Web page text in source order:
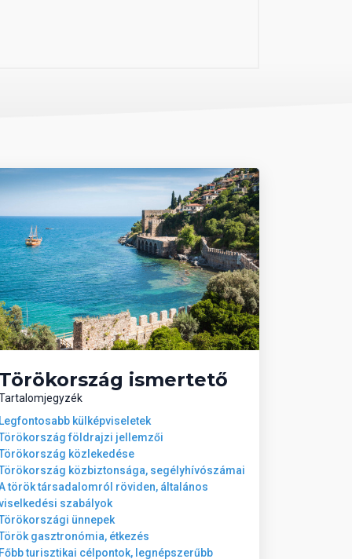
Törökország ismertető
Legfontosabb külképviseletek
földrajzi jellemzői
közlekedése
közbiztonsága, segélyhívószámai
török társadalomról röviden, általános
szabályok
ünnepek
gasztronómia, étkezés
Főbb turisztikai célpontok, legnépszerűbb